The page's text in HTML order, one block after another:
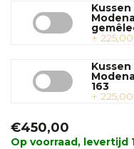
+ 225,00
163
+ 225,00
€450,00
Op voorraad, levertijd